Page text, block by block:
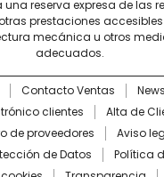
una reserva expresa de las
prestaciones
mecánica u otros
adecuados.
Contacto Ventas
clientes
Alta de
de proveedores
Aviso
de Datos
Política